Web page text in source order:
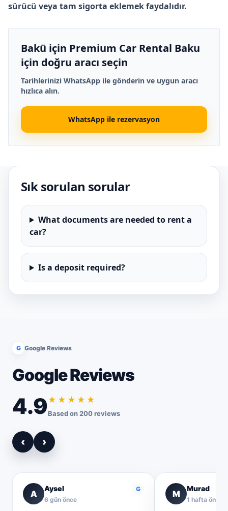
sürücü veya tam sigorta eklemek faydalıdır.
Bakü için Premium Car Rental Baku
için doğru aracı seçin
Tarihlerinizi WhatsApp ile gönderin ve uygun aracı
hızlıca alın.
WhatsApp ile rezervasyon
Sık sorulan sorular
What documents are needed to rent a
car?
Is a deposit required?
G Google Reviews
Google Reviews
4.9★★★★★
Based on 200 reviews
‹ ›
A
Aysel
6 gün önce
G M
Murad
1 hafta önce